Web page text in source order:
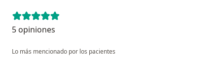
5 opiniones
Lo más mencionado por los pacientes